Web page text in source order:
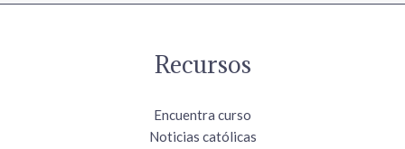
Recursos
Encuentra curso
Noticias católicas